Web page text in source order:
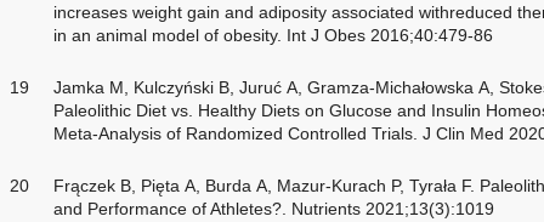
increases weight gain and adiposity associated withreduced
in an animal model of obesity. Int J Obes 2016;40:479-86
19
Jamka M, Kulczyński B, Juruć A, Gramza-Michałowska A,
Paleolithic Diet vs. Healthy Diets on Glucose and Insulin
Meta-Analysis of Randomized Controlled Trials. J Clin Med
20
Frączek B, Pięta A, Burda A, Mazur-Kurach P, Tyrała F.
and Performance of Athletes?. Nutrients 2021;13(3):1019